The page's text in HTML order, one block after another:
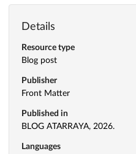
Details
Resource type
Blog post
Publisher
Front Matter
Published in
BLOG ATARRAYA, 2026.
Languages